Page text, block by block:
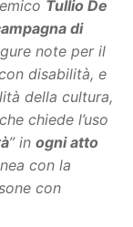
Tullio De
di
note per il
disabilità, e
della cultura,
chiede l’uso
” in ogni atto
con la
con